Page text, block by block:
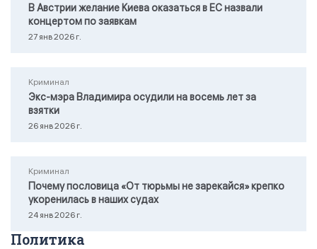
В Австрии желание Киева оказаться в ЕС назвали
концертом по заявкам
27 янв 2026 г.
Криминал
Экс-мэра Владимира осудили на восемь лет за
взятки
26 янв 2026 г.
Криминал
Почему пословица «От тюрьмы не зарекайся» крепко
укоренилась в наших судах
24 янв 2026 г.
Политика